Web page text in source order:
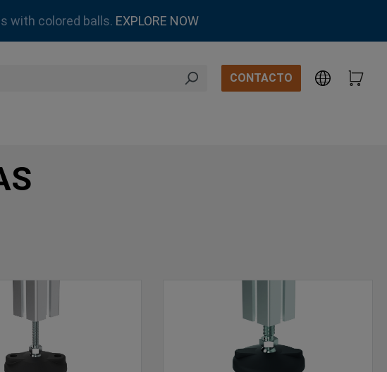
with colored balls. EXPLORE NOW
CONTACTO